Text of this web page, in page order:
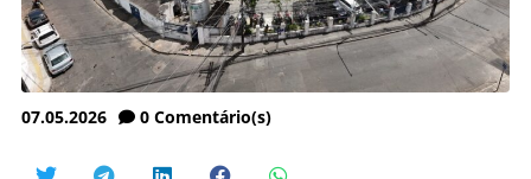
07.05.2026 0 Comentário(s)